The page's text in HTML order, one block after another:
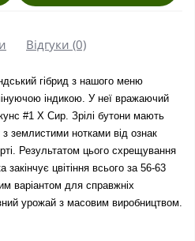
Відгуки (0)
гібрид з нашого меню
індикою. У неї вражаючий
#1 X Сир. Зрілі бутони мають
землистими нотками від ознак
Результатом цього схрещування
цвітіння всього за 56-63
варіантом для справжніх
урожай з масовим виробництвом.